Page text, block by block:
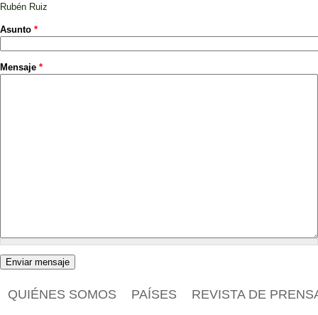
Rubén Ruiz
Asunto *
Mensaje *
QUIÉNES SOMOS PAÍSES REVISTA DE